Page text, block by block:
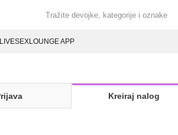
LIVESEXLOUNGE APP
Kreiraj nalog